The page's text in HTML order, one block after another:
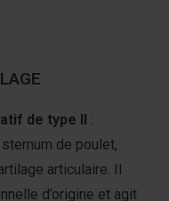
de type II :
de poulet,
articulaire. Il
d’origine et agit